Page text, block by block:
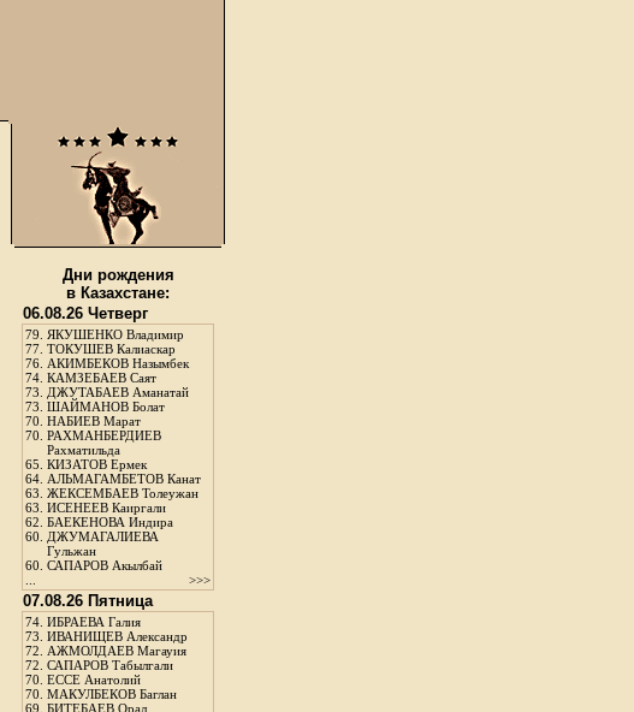
Дни рождения
в Казахстане:
06.08.26 Четверг
79. ЯКУШЕНКО Владимир
77. ТОКУШЕВ Калиаскар
76. АКИМБЕКОВ Назымбек
74. КАМЗЕБАЕВ Саят
73. ДЖУТАБАЕВ Аманатай
73. ШАЙМАНОВ Болат
70. НАБИЕВ Марат
70. РАХМАНБЕРДИЕВ
Рахматильда
65. КИЗАТОВ Ермек
64. АЛЬМАГАМБЕТОВ Канат
63. ЖЕКСЕМБАЕВ Толеужан
63. ИСЕНЕЕВ Каиргали
62. БАЕКЕНОВА Индира
60. ДЖУМАГАЛИЕВА
Гульжан
60. САПАРОВ Акылбай
>>>
07.08.26 Пятница
74. ИБРАЕВА Галия
73. ИВАНИЩЕВ Александр
72. АЖМОЛДАЕВ Магауия
72. САПАРОВ Табылгали
70. ЕССЕ Анатолий
70. МАКУЛБЕКОВ Баглан
69. БИТЕБАЕВ Орал